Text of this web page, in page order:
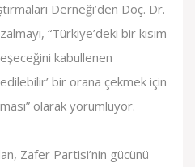
Derneği’den Doç. Dr.
“Türkiye’deki bir kısım
kabullenen
bir orana çekmek için
olarak yorumluyor.
Zafer Partisi’nin gücünü